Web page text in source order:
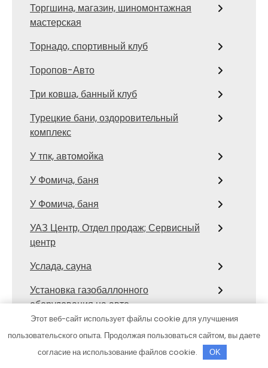
Торгшина, магазин, шиномонтажная
мастерская
Торнадо, спортивный клуб
Торопов-Авто
Три ковша, банный клуб
Турецкие бани, оздоровительный
комплекс
У тпк, автомойка
У Фомича, баня
У Фомича, баня
УАЗ Центр, Отдел продаж; Сервисный
центр
Услада, сауна
Установка газобаллонного
оборудования на авто
Феникс, автокомплекс
Этот веб-сайт использует файлы cookie для улучшения
пользовательского опыта. Продолжая пользоваться сайтом, вы даете
согласие на использование файлов cookie.
OK